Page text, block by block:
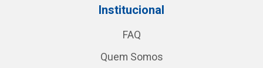
Institucional
FAQ
Quem Somos